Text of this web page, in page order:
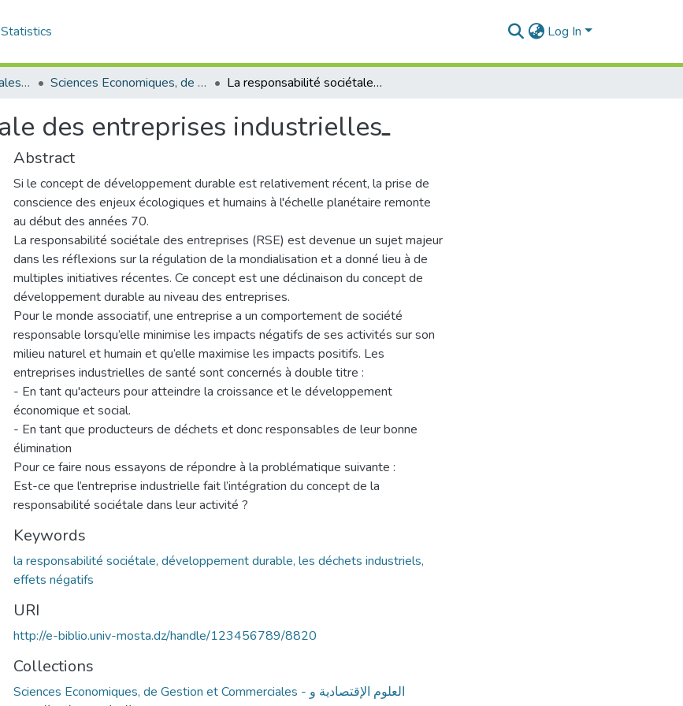
Statistics Log In
Communications nationales (مداخلات وطنية) Sciences Economiques, de Gestion et Commerciales - العلوم الإقتصادية و التجارية و علوم التسيير La responsabilité sociétale des entreprises industriellesـ
La responsabilité sociétale des entreprises industriellesـ
Abstract
Si le concept de développement durable est relativement récent, la prise de
conscience des enjeux écologiques et humains à l'échelle planétaire remonte
au début des années 70.
La responsabilité sociétale des entreprises (RSE) est devenue un sujet majeur
dans les réflexions sur la régulation de la mondialisation et a donné lieu à de
multiples initiatives récentes. Ce concept est une déclinaison du concept de
développement durable au niveau des entreprises.
Pour le monde associatif, une entreprise a un comportement de société
responsable lorsqu’elle minimise les impacts négatifs de ses activités sur son
milieu naturel et humain et qu’elle maximise les impacts positifs. Les
entreprises industrielles de santé sont concernés à double titre :
- En tant qu'acteurs pour atteindre la croissance et le développement
économique et social.
- En tant que producteurs de déchets et donc responsables de leur bonne
élimination
Pour ce faire nous essayons de répondre à la problématique suivante :
Est-ce que l’entreprise industrielle fait l’intégration du concept de la
responsabilité sociétale dans leur activité ?
Keywords
la responsabilité sociétale, développement durable, les déchets industriels,
effets négatifs
URI
http://e-biblio.univ-mosta.dz/handle/123456789/8820
Collections
Sciences Economiques, de Gestion et Commerciales - العلوم الإقتصادية و